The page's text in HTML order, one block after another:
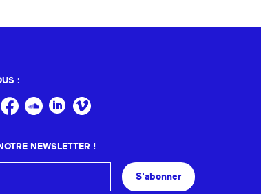
:
NEWSLETTER !
S'abonner